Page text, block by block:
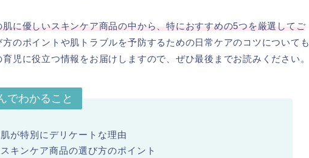
肌に優しいスキンケア商品の中から、特におすすめの5つを厳選してご
方のポイントや肌トラブルを予防するための日常ケアのコツについても
児に役立つ情報をお届けしますので、ぜひ最後までお読みください。
でわかること
が特別にデリケートな理由
キンケア商品の選び方のポイント